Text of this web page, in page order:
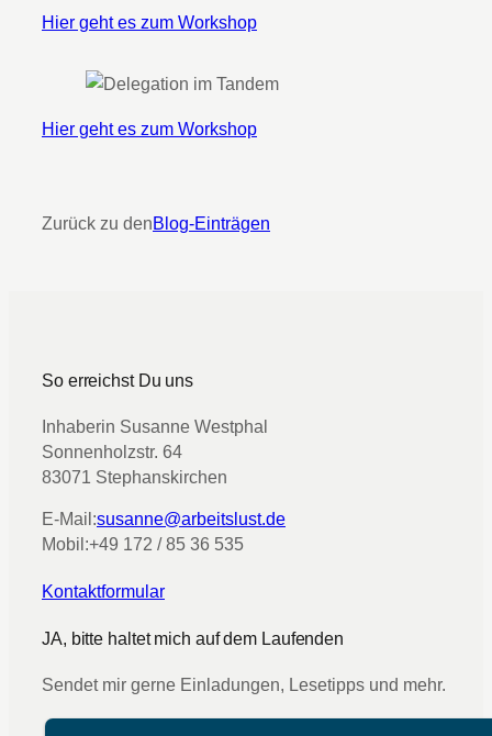
Hier geht es zum Workshop
Hier geht es zum Workshop
Zurück zu denBlog-Einträgen
So erreichst Du uns
Inhaberin Susanne Westphal
Sonnenholzstr. 64
83071 Stephanskirchen
E-Mail:susanne@arbeitslust.de
Mobil:+49 172 / 85 36 535
Kontaktformular
JA, bitte haltet mich auf dem Laufenden
Sendet mir gerne Einladungen, Lesetipps und mehr.